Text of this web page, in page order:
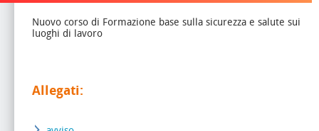
Nuovo corso di Formazione base sulla sicurezza e salute sui
luoghi di lavoro
Allegati: